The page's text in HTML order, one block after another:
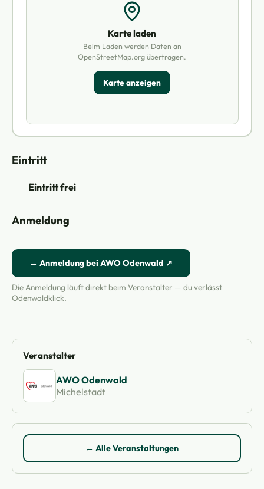
Karte laden
Beim Laden werden Daten an
OpenStreetMap.org übertragen.
Karte anzeigen
Eintritt
Eintritt frei
Anmeldung
→ Anmeldung bei AWO Odenwald ↗
Die Anmeldung läuft direkt beim Veranstalter — du verlässt
Odenwaldklick.
Veranstalter
AWO Odenwald
Michelstadt
← Alle Veranstaltungen